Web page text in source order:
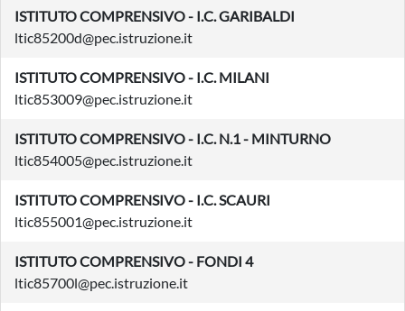
ISTITUTO COMPRENSIVO - I.C. GARIBALDI
ltic85200d@pec.istruzione.it
ISTITUTO COMPRENSIVO - I.C. MILANI
ltic853009@pec.istruzione.it
ISTITUTO COMPRENSIVO - I.C. N.1 - MINTURNO
ltic854005@pec.istruzione.it
ISTITUTO COMPRENSIVO - I.C. SCAURI
ltic855001@pec.istruzione.it
ISTITUTO COMPRENSIVO - FONDI 4
ltic85700l@pec.istruzione.it